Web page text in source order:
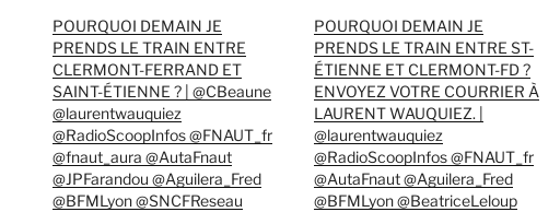
POURQUOI DEMAIN JE
PRENDS LE TRAIN ENTRE
CLERMONT-FERRAND ET
SAINT-ÉTIENNE ? | @CBeaune
@laurentwauquiez
@RadioScoopInfos @FNAUT_fr
@fnaut_aura @AutaFnaut
@JPFarandou @Aguilera_Fred
@BFMLyon @SNCFReseau
POURQUOI DEMAIN JE
PRENDS LE TRAIN ENTRE ST-
ÉTIENNE ET CLERMONT-FD ?
ENVOYEZ VOTRE COURRIER À
LAURENT WAUQUIEZ. |
@laurentwauquiez
@RadioScoopInfos @FNAUT_fr
@AutaFnaut @Aguilera_Fred
@BFMLyon @BeatriceLeloup